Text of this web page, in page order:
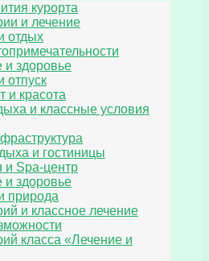
курорта
и лечение
отдых
и здоровье
отпуск
и красота
и классные условия
и гостиницы
и Spa-центр
и здоровье
природа
и классное лечение
класса «Лечение и